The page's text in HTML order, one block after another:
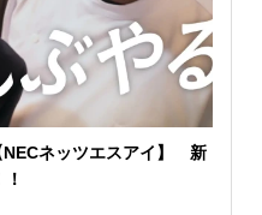
ネッツエスアイ】 新